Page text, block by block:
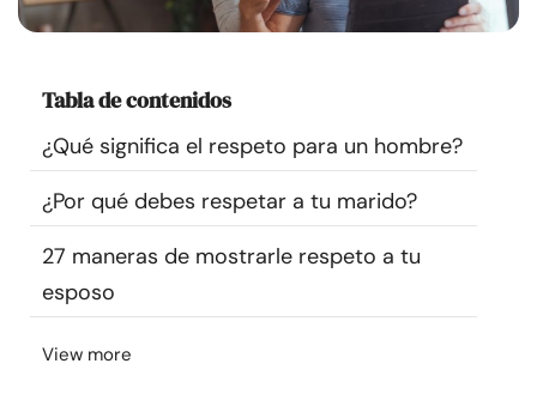
Comunidad
Encuentra un terapeuta
Idioma
Sobre nosotros
Tabla de contenidos
¿Qué significa el respeto para un hombre?
¿Por qué debes respetar a tu marido?
27 maneras de mostrarle respeto a tu
esposo
View more